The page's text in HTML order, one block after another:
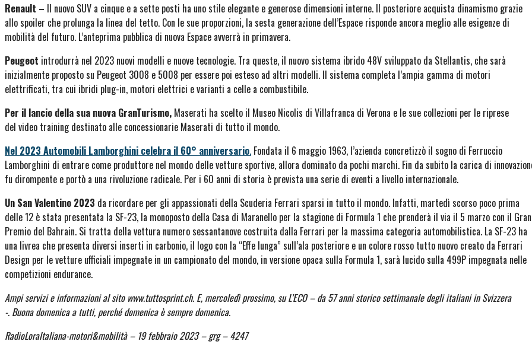
Renault – Il nuovo SUV a cinque e a sette posti ha uno stile elegante e generose dimensioni interne. Il posteriore acquista dinamismo grazie
allo spoiler che prolunga la linea del tetto. Con le sue proporzioni, la sesta generazione dell’Espace risponde ancora meglio alle esigenze di
mobilità del futuro. L’anteprima pubblica di nuova Espace avverrà in primavera.
Peugeot introdurrà nel 2023 nuovi modelli e nuove tecnologie. Tra queste, il nuovo sistema ibrido 48V sviluppato da Stellantis, che sarà
inizialmente proposto su Peugeot 3008 e 5008 per essere poi esteso ad altri modelli. Il sistema completa l’ampia gamma di motori
elettrificati, tra cui ibridi plug-in, motori elettrici e varianti a celle a combustibile.
Per il lancio della sua nuova GranTurismo, Maserati ha scelto il Museo Nicolis di Villafranca di Verona e le sue collezioni per le riprese
del video training destinato alle concessionarie Maserati di tutto il mondo.
Nel 2023 Automobili Lamborghini celebra il 60° anniversario. Fondata il 6 maggio 1963, l’azienda concretizzò il sogno di Ferruccio
Lamborghini di entrare come produttore nel mondo delle vetture sportive, allora dominato da pochi marchi. Fin da subito la carica di
fu dirompente e portò a una rivoluzione radicale. Per i 60 anni di storia è prevista una serie di eventi a livello internazionale.
Un San Valentino 2023 da ricordare per gli appassionati della Scuderia Ferrari sparsi in tutto il mondo. Infatti, martedì scorso poco prima
delle 12 è stata presentata la SF-23, la monoposto della Casa di Maranello per la stagione di Formula 1 che prenderà il via il 5 marzo con il Gran
Premio del Bahrain. Si tratta della vettura numero sessantanove costruita dalla Ferrari per la massima categoria automobilistica. La SF-23 ha
una livrea che presenta diversi inserti in carbonio, il logo con la “Effe lunga” sull’ala posteriore e un colore rosso tutto nuovo creato da Ferrari
Design per le vetture ufficiali impegnate in un campionato del mondo, in versione opaca sulla Formula 1, sarà lucido sulla 499P impegnata nelle
competizioni endurance.
Ampi servizi e informazioni al sito www.tuttosprint.ch. E, mercoledì prossimo, su L’ECO – da 57 anni storico settimanale degli italiani in Svizzera
-. Buona domenica a tutti, perché domenica è sempre domenica.
RadioLoraItaliana-motori&mobilità – 19 febbraio 2023 – grg – 4247